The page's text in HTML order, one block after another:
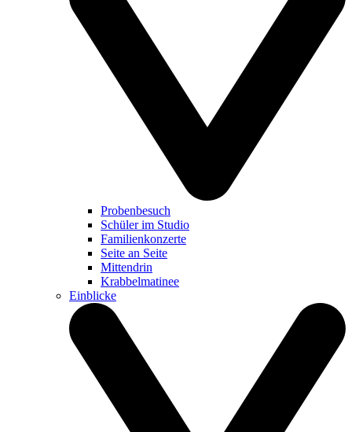
Probenbesuch
Schüler im Studio
Familienkonzerte
Seite an Seite
Mittendrin
Krabbelmatinee
Einblicke